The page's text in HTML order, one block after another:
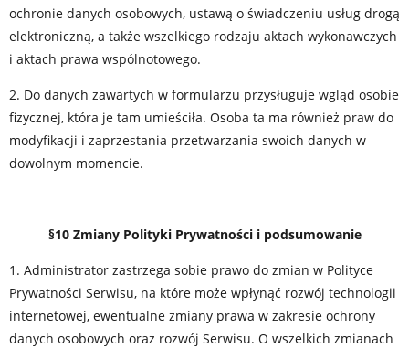
ochronie danych osobowych, ustawą o świadczeniu usług drogą
elektroniczną, a także wszelkiego rodzaju aktach wykonawczych
i aktach prawa wspólnotowego.
2. Do danych zawartych w formularzu przysługuje wgląd osobie
fizycznej, która je tam umieściła. Osoba ta ma również praw do
modyfikacji i zaprzestania przetwarzania swoich danych w
dowolnym momencie.
§10 Zmiany Polityki Prywatności i podsumowanie
1. Administrator zastrzega sobie prawo do zmian w Polityce
Prywatności Serwisu, na które może wpłynąć rozwój technologii
internetowej, ewentualne zmiany prawa w zakresie ochrony
danych osobowych oraz rozwój Serwisu. O wszelkich zmianach